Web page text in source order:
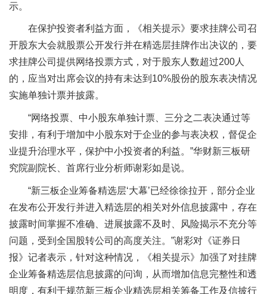
示。
在保护投资者利益方面，《相关提示》要求挂牌公司召
开股东大会就股票公开发行并在精选层挂牌作出决议的，要
求挂牌公司提供网络投票方式，对于股东人数超过200人
的，应当对出席会议的持有未达到10%股份的股东表决情况
实施单独计票并披露。
“网络投票、中小股东单独计票、三分之二表决通过等
安排，有利于增加中小股东对于企业的参与表决权，督促企
业提升治理水平，保护中小投资者的利益。”华财新三板研
究院副院长、首席行业分析师谢彩如是说。
“新三板企业筹备精选层‘大幕’已经徐徐拉开，部分企业
在发布公开发行并进入精选层的相关对外信息披露中，存在
披露时间掌握不准确、进展披露不及时、风险揭示不充分等
问题，受到全国股转公司的高度关注。”谢彩对《证券日
报》记者表示，针对这种情况，《相关提示》加强了对挂牌
企业筹备精选层信息披露的问询，从而增加信息完整性和透
明度，有利于规范新三板企业精选层相关筹备工作及信披行